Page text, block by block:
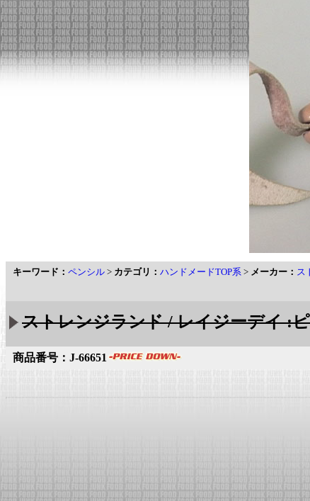
キーワード： ペンシル > カテゴリ： ハンドメードTOP系 > メーカー： ス
ストレンジランド / レイジーデイ :
商品番号：J-66651